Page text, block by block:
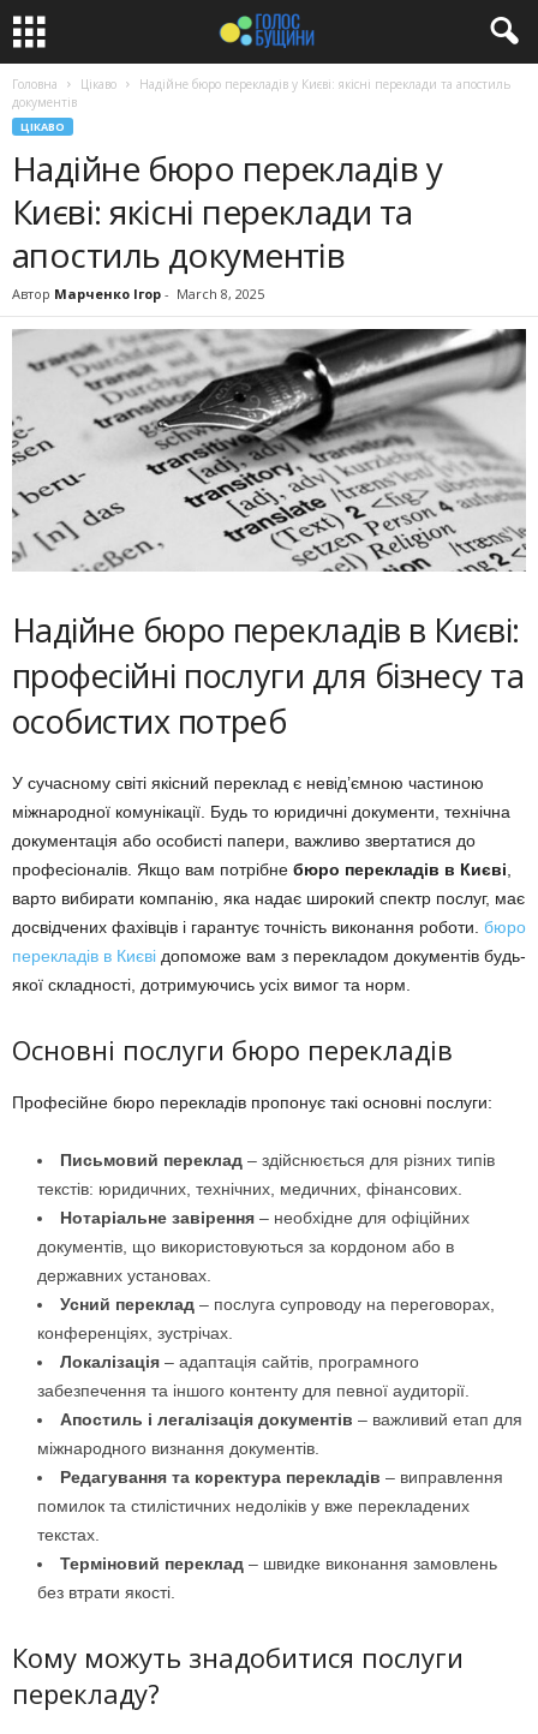
Головна Цікаво
Надійне бюро перекладів у Києві: якісні переклади та апостиль
документів
ЦІКАВО
Надійне бюро перекладів у
Києві: якісні переклади та
апостиль документів
Автор Марченко Ігор - March 8, 2025
Надійне бюро перекладів в Києві:
професійні послуги для бізнесу та
особистих потреб
У сучасному світі якісний переклад є невід’ємною частиною
міжнародної комунікації. Будь то юридичні документи, технічна
документація або особисті папери, важливо звертатися до
професіоналів. Якщо вам потрібне бюро перекладів в Києві
варто вибирати компанію, яка надає широкий спектр послуг, має
досвідчених фахівців і гарантує точність виконання роботи. бюро
перекладів в Києві допоможе вам з перекладом документів будь-
якої складності, дотримуючись усіх вимог та норм.
Основні послуги бюро перекладів
Професійне бюро перекладів пропонує такі основні послуги:
Письмовий переклад – здійснюється для різних типів
текстів: юридичних, технічних, медичних, фінансових.
Нотаріальне завірення – необхідне для офіційних
документів, що використовуються за кордоном або в
державних установах.
Усний переклад – послуга супроводу на переговорах,
конференціях, зустрічах.
Локалізація – адаптація сайтів, програмного
забезпечення та іншого контенту для певної аудиторії.
Апостиль і легалізація документів – важливий етап для
міжнародного визнання документів.
Редагування та коректура перекладів – виправлення
помилок та стилістичних недоліків у вже перекладених
текстах.
Терміновий переклад – швидке виконання замовлень
без втрати якості.
Кому можуть знадобитися послуги
перекладу?